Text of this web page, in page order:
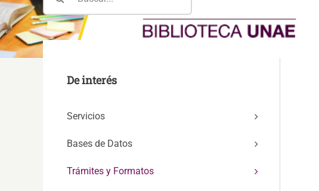
De interés
Servicios
Bases de Datos
Trámites y Formatos